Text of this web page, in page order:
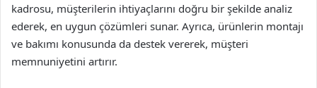
kadrosu, müşterilerin ihtiyaçlarını doğru bir şekilde analiz
ederek, en uygun çözümleri sunar. Ayrıca, ürünlerin montajı
ve bakımı konusunda da destek vererek, müşteri
memnuniyetini artırır.